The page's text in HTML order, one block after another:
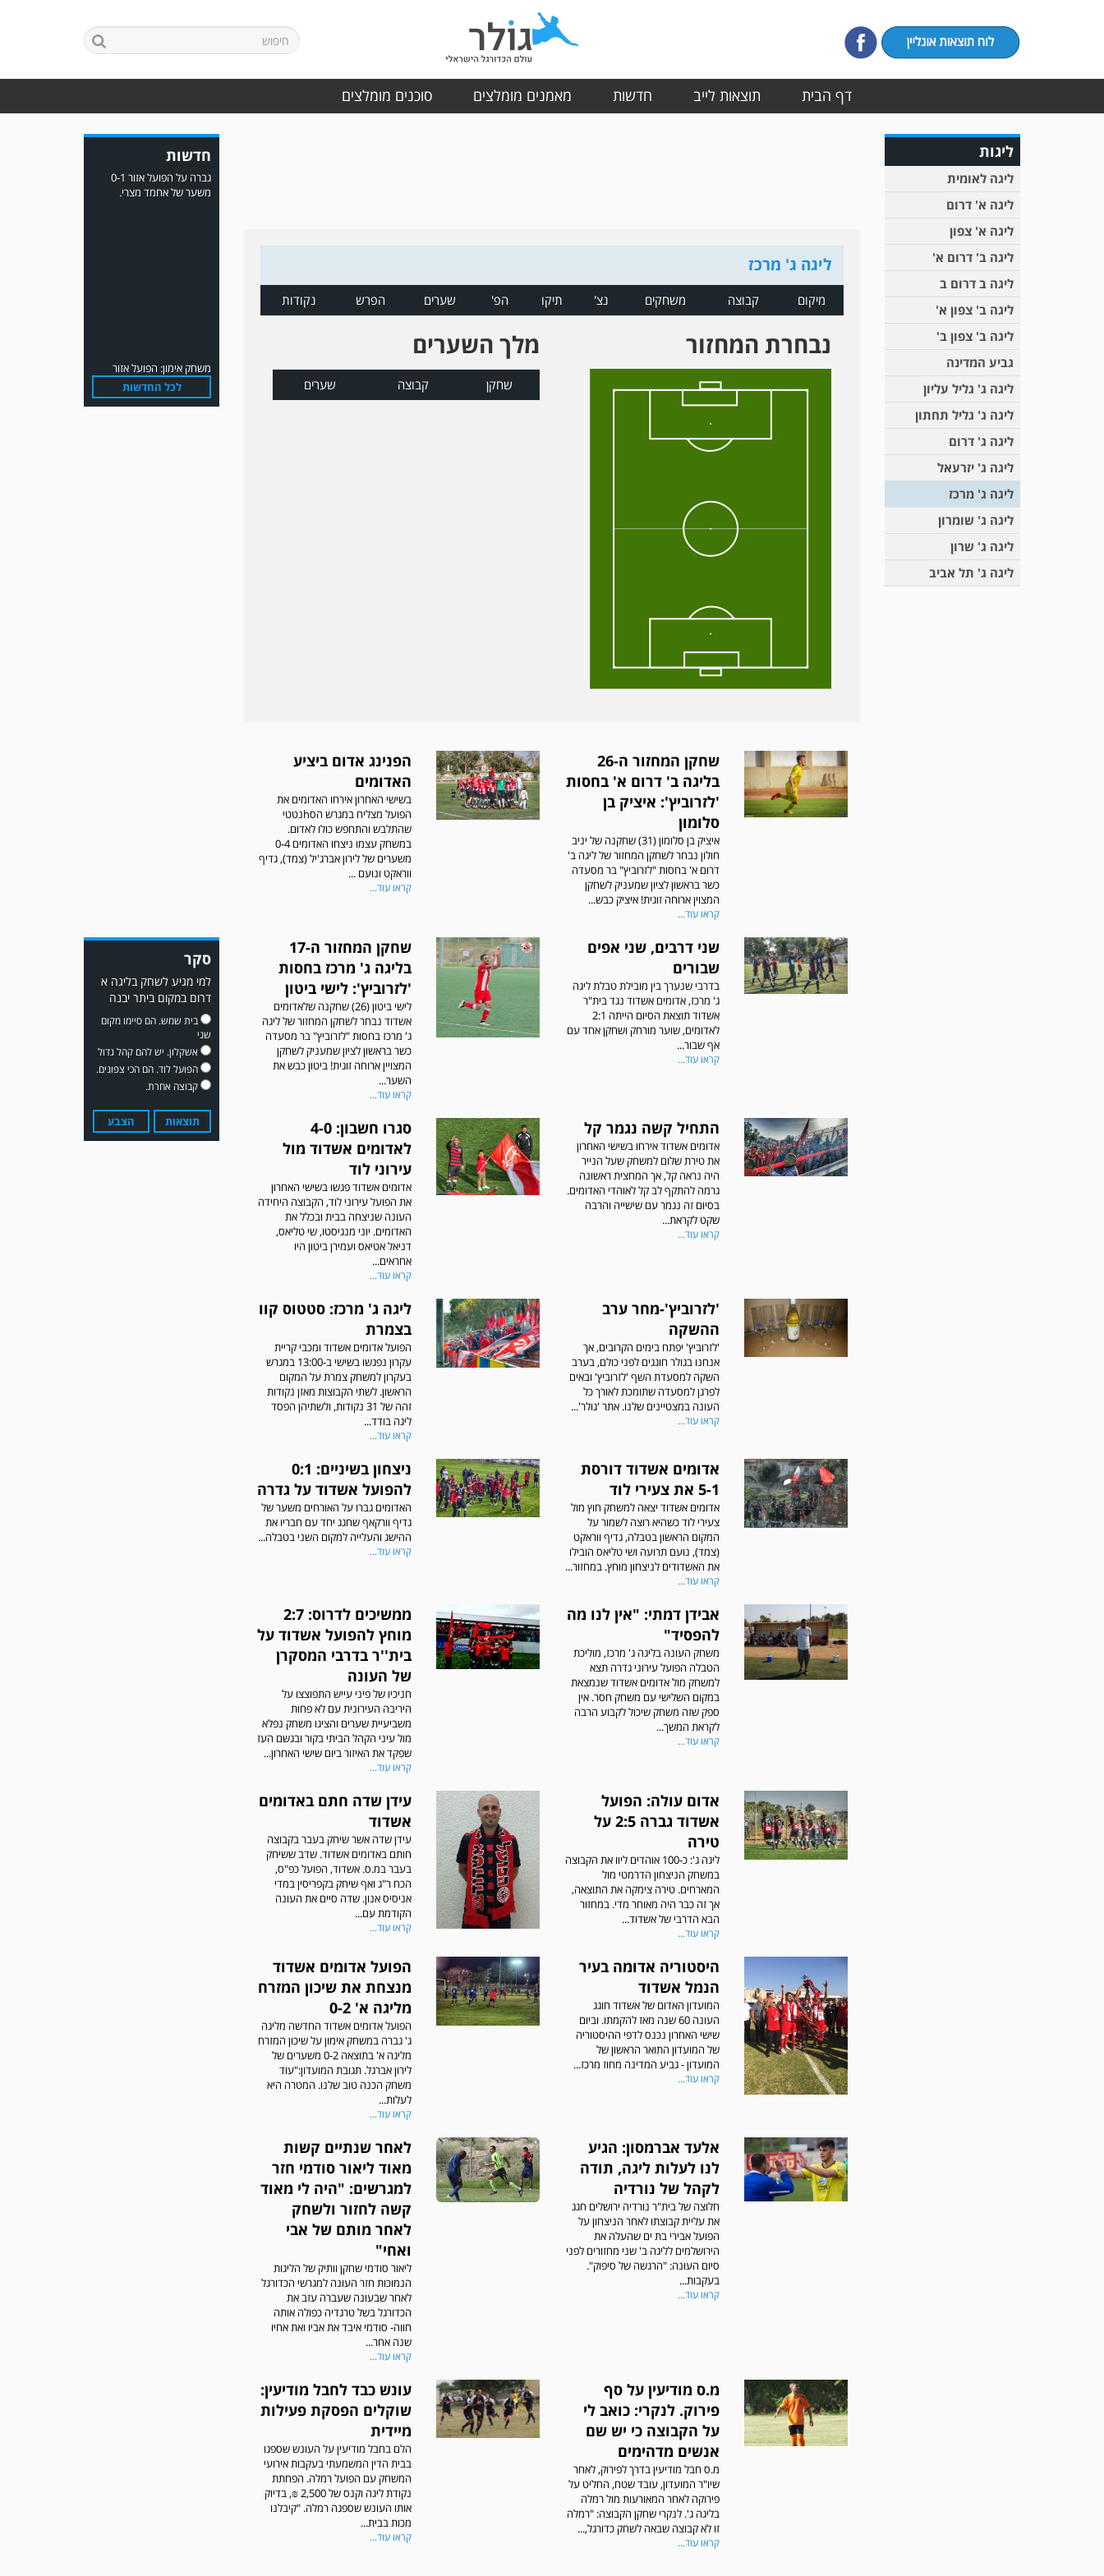
דף הבית תוצאות לייב חדשות מאמנים מומלצים סוכנים מומלצים
ליגות
ליגה לאומית
ליגה א' דרום
ליגה א' צפון
ליגה ב' דרום א'
ליגה ב דרום ב
ליגה ב' צפון א'
ליגה ב' צפון ב'
גביע המדינה
ליגה ג' גליל עליון
ליגה ג' גליל תחתון
ליגה ג' דרום
ליגה ג' יזרעאל
ליגה ג' מרכז
ליגה ג' שומרון
ליגה ג' שרון
ליגה ג' תל אביב
ליגה ג' מרכז
מיקום קבוצה משחקים נצ' תיקו הפ' שערים הפרש נקודות
נבחרת המחזור מלך השערים
שחקן קבוצה שערים
שחקן המחזור ה-26
בליגה ב' דרום א' בחסות
'לזרוביץ': איציק בן
סלומון
איציק בן סלומון (31) שחקנה של יניב
חולון נבחר לשחקן המחזור של ליגה ב'
דרום א' בחסות "לזרוביץ" בר מסעדה
כשר בראשון לציון שמעניק לשחקן
המצוין ארוחה זוגית! איציק כבש...
קראו עוד...
הפנינג אדום ביציע
האדומים
בשישי האחרון אירחו האדומים את
הפועל מצליח במגרש הסhנטטי
שהתלבש והתחפש כולו לאדום.
במשחק עצמו ניצחו האדומים 0-4
משערים של לירון אברג'יל (צמד), גדיף
ווראקט ונועם ...
קראו עוד...
שני דרבים, שני אפים
שבורים
בדרבי שנערך בין מובילת טבלת ליגה
ג' מרכז, אדומים אשדוד נגד בית"ר
אשדוד תוצאת הסיום הייתה 2:1
לאדומים, שוער מורחק ושחקן אחד עם
אף שבור...
קראו עוד...
שחקן המחזור ה-17
בליגה ג' מרכז בחסות
'לזרוביץ': לישי ביטון
לישי ביטון (26) שחקנה שלאדומים
אשדוד נבחר לשחקן המחזור של ליגה
ג' מרכז בחסות "לזרוביץ" בר מסעדה
כשר בראשון לציון שמעניק לשחקן
המצויין ארוחה זוגית! ביטון כבש את
השער...
קראו עוד...
התחיל קשה נגמר קל
אדומים אשדוד אירחו בשישי האחרון
את טירת שלום למשחק שעל הנייר
היה נראה קל, אך המחצית ראשונה
גרמה להתקף לב קל לאוהדי האדומים.
בסיום זה נגמר עם שישייה והרבה
שקט לקראת...
קראו עוד...
סגרו חשבון: 4-0
לאדומים אשדוד מול
עירוני לוד
אדומים אשדוד פגשו בשישי האחרון
את הפועל עירוני לוד, הקבוצה היחידה
העונה שניצחה בבית ובכלל את
האדומים. יוני מנגיסטו, שי טליאס,
דניאל אטיאס ועמירן ביטון היו
אחראים...
קראו עוד...
'לזרוביץ'-מחר ערב
ההשקה
'לזרוביץ' יפתח בימים הקרובים, אך
אנחנו בגולר חוגגים לפני כולם, בערב
השקה למסעדת השף 'לזרוביץ' ובאים
לפרגן למסעדה שתומכת לאורך כל
העונה במצטיינים שלנו. אתר 'גולר'...
קראו עוד...
ליגה ג' מרכז: סטטוס קוו
בצמרת
הפועל אדומים אשדוד ומכבי קריית
עקרון נפגשו בשישי ב-13:00 במגרש
בעקרון למשחק צמרת על המקום
הראשון. לשתי הקבוצות מאזן נקודות
זהה של 31 נקודות, ולשתיהן הפסד
ליגה בודד...
קראו עוד...
אדומים אשדוד דורסת
5-1 את צעירי לוד
אדומים אשדוד יצאה למשחק חוץ מול
צעירי לוד כשהיא רוצה לשמור על
המקום הראשון בטבלה, גדיף ווראקט
(צמד), נועם תרועה ושי טליאס הובילו
את האשדודים לניצחון מוחץ. במחזור...
קראו עוד...
ניצחון בשיניים: 0:1
להפועל אשדוד על גדרה
האדומים גברו על האורחים משער של
גדיף וורקאף שחגג יחד עם חבריו את
ההישג והעלייה למקום השני בטבלה...
קראו עוד...
אבידן דמתי: "אין לנו מה
להפסיד"
משחק העונה בליגה ג' מרכז, מוליכת
הטבלה הפועל עירוני גדרה תצא
למשחק מול אדומים אשדוד שנמצאת
במקום השלישי עם משחק חסר. אין
ספק שזה משחק שיכול לקבוע הרבה
לקראת המשך...
קראו עוד...
ממשיכים לדרוס: 2:7
מוחץ להפועל אשדוד על
בית''ר בדרבי המסקרן
של העונה
חניכיו של פיני עייש התפוצצו על
היריבה העירונית עם לא פחות
משביעיית שערים והציגו משחק נפלא
מול עיני הקהל הביתי בקור ובגשם העז
שפקד את האיזור ביום שישי האחרון...
קראו עוד...
אדום עולה: הפועל
אשדוד גברה 2:5 על
טירה
ליגה ג': כ-100 אוהדים ליוו את הקבוצה
במשחק הניצחון הדרמטי מול
המארחים. טירה צימקה את התוצאה,
אך זה כבר היה מאוחר מדי. במחזור
הבא הדרבי של אשדוד...
קראו עוד...
עידן שדה חתם באדומים
אשדוד
עידן שדה אשר שיחק בעבר בקבוצה
חותם באדומים אשדוד. שדב ששיחק
בעבר במ.ס. אשדוד, הפועל כפ"ס,
הכח ר"ג ואף שיחק בקפריסין במדי
אניסיס אנון. שדה סיים את העונה
הקודמת עם...
קראו עוד...
היסטוריה אדומה בעיר
הנמל אשדוד
המועדון האדום של אשדוד חוגג
העונה 60 שנה מאז להקמתו. וביום
שישי האחרון נכנס לדפי ההיסטוריה
של המועדון התואר הראשון של
המועדון - גביע המדינה מחוז מרכז...
קראו עוד...
הפועל אדומים אשדוד
מנצחת את שיכון המזרח
מליגה א' 0-2
הפועל אדומים אשדוד החדשה מליגה
ג' גברה במשחק אימון על שיכון המזרח
מליגה א' בתוצאה 0-2 משערים של
לירון אברגל. תגובת המועדון:"עוד
משחק הכנה טוב שלנו. המטרה היא
לעלות...
קראו עוד...
אלעד אברמסון: הגיע
לנו לעלות ליגה, תודה
לקהל של נורדיה
חלוצה של בית"ר נורדיה ירושלים חגג
את עליית קבוצתו לאחר הניצחון על
הפועל אבירי בת ים שהעלה את
הירושלמים לליגה ב' שני מחזורים לפני
סיום העונה: "הרגשה של סיפוק".
בעקבות...
קראו עוד...
לאחר שנתיים קשות
מאוד ליאור סודמי חזר
למגרשים: "היה לי מאוד
קשה לחזור ולשחק
לאחר מותם של אבי
ואחי"
ליאור סודמי שחקן וותיק של הליגות
הנמוכות חזר העונה למגרשי הכדורגל
לאחר שבעונה שעברה עזב את
הכדורגל בשל טרגדיה כפולה אותה
חווה- סודמי איבד את אביו ואת אחיו
שנה אחר...
קראו עוד...
מ.ס מודיעין על סף
פירוק. לנקרי: כואב לי
על הקבוצה כי יש שם
אנשים מדהימים
מ.ס חבל מודיעין בדרך לפירוק, לאחר
שיו"ר המועדון, עובד שטח, החליט על
פירוקה לאחר המאורעות מול רמלה
בליגה ג'. לנקרי שחקן הקבוצה: "רמלה
זו לא קבוצה שבאה לשחק כדורגל,...
קראו עוד...
עונש כבד לחבל מודיעין:
שוקלים הפסקת פעילות
מיידית
הלם בחבל מודיעין על העונש שספגו
בבית הדין המשמעתי בעקבות אירועי
המשחק עם הפועל רמלה. הפחתת
נקודת ליגה וקנס של 2,500 ₪, בדיוק
אותו העונש שספגה רמלה. "קיבלנו
מכות בבית...
קראו עוד...
חדשות
עדכון גירסה מחכה לכם
בחנות האפלקציות...נא
להוריד את העדכון גירסה
ולהנות...
לכל החדשות
סקר
למי מגיע לשחק בליגה א
דרום במקום ביתר יבנה
בית שמש. הם סיימו מקום
שני
אשקלון. יש להם קהל גדול
הפועל לוד. הם הכי צפונים.
קבוצה אחרת.
תוצאות הצבע